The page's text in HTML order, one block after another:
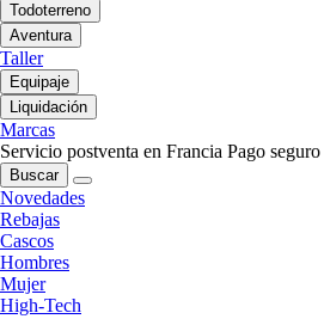
Todoterreno
Aventura
Taller
Equipaje
Liquidación
Marcas
Servicio postventa en Francia Pago seguro
Buscar
Novedades
Rebajas
Cascos
Hombres
Mujer
High-Tech